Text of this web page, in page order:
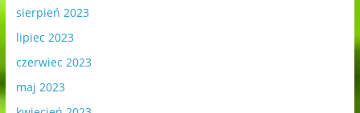
sierpień 2023
lipiec 2023
czerwiec 2023
maj 2023